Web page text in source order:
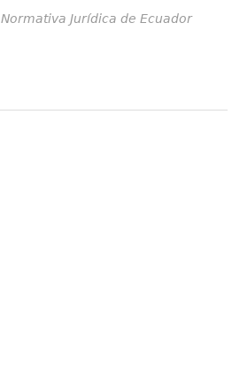
Normativa Jurídica de Ecuador